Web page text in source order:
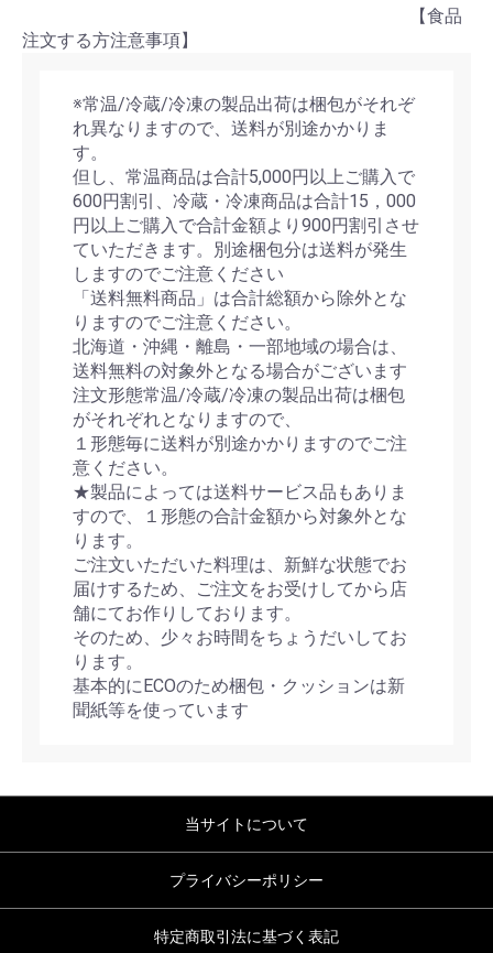
【食品
注文する方注意事項】
※常温/冷蔵/冷凍の製品出荷は梱包がそれぞ
れ異なりますので、送料が別途かかりま
す。
但し、常温商品は合計5,000円以上ご購入で
600円割引、冷蔵・冷凍商品は合計15，000
円以上ご購入で合計金額より900円割引させ
ていただきます。別途梱包分は送料が発生
しますのでご注意ください
「送料無料商品」は合計総額から除外とな
りますのでご注意ください。
北海道・沖縄・離島・一部地域の場合は、
送料無料の対象外となる場合がございます
注文形態常温/冷蔵/冷凍の製品出荷は梱包
がそれぞれとなりますので、
１形態毎に送料が別途かかりますのでご注
意ください。
★製品によっては送料サービス品もありま
すので、１形態の合計金額から対象外とな
ります。
ご注文いただいた料理は、新鮮な状態でお
届けするため、ご注文をお受けしてから店
舗にてお作りしております。
そのため、少々お時間をちょうだいしてお
ります。
基本的にECOのため梱包・クッションは新
聞紙等を使っています
当サイトについて
プライバシーポリシー
特定商取引法に基づく表記